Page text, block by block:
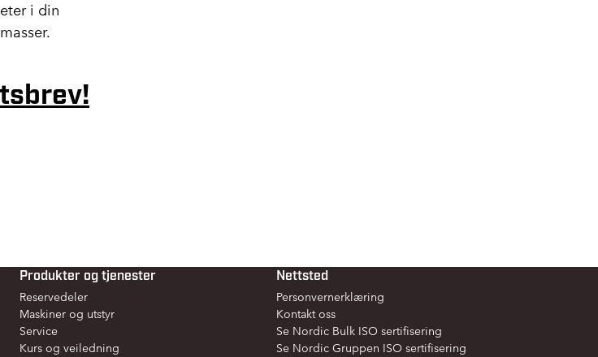
i din
Produkter og tjenester
Reservedeler
Maskiner og utstyr
Service
Kurs og veiledning
Nettsted
Personvernerklæring
Kontakt oss
Se Nordic Bulk ISO sertifisering
Se Nordic Gruppen ISO sertifisering